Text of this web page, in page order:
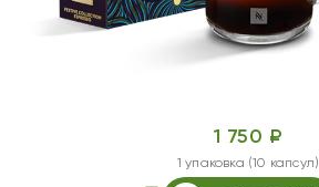
1 750 ₽
1 упаковка (10 капсул)